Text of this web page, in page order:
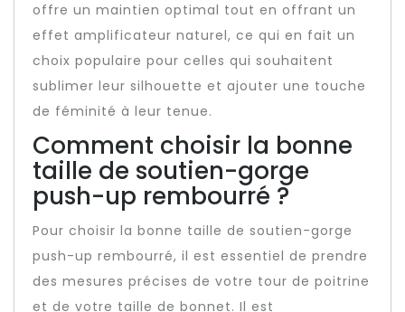
offre un maintien optimal tout en offrant un
effet amplificateur naturel, ce qui en fait un
choix populaire pour celles qui souhaitent
sublimer leur silhouette et ajouter une touche
de féminité à leur tenue.
Comment choisir la bonne
taille de soutien-gorge
push-up rembourré ?
Pour choisir la bonne taille de soutien-gorge
push-up rembourré, il est essentiel de prendre
des mesures précises de votre tour de poitrine
et de votre taille de bonnet. Il est